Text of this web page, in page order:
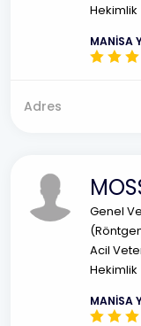
Hekimlik
MANİSA
Adres
Genel
Acil
Hekimlik
MANİSA